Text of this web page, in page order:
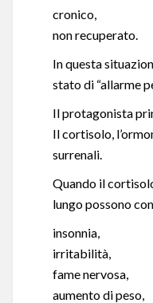
cronico,
non recuperato.
In questa
stato di “allarme
Il protagonista
Il cortisolo,
surrenali.
Quando il
lungo possono
insonnia,
irritabilità,
fame nervosa,
aumento di peso,